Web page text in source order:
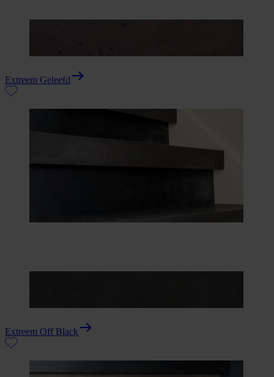
Extreem Geleefd
Extreem Off Black